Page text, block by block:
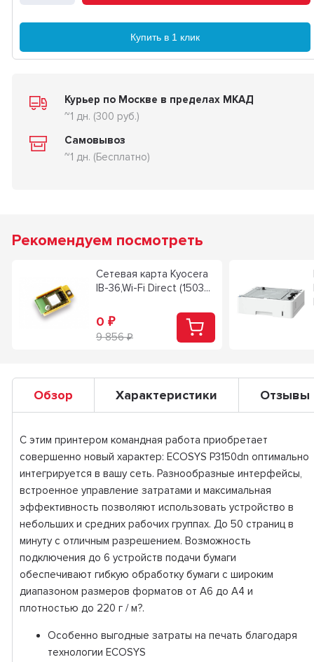
Купить в 1 клик
Курьер по Москве в пределах МКАД
~1 дн. (300 руб.)
Самовывоз
~1 дн. (Бесплатно)
Рекомендуем посмотреть
Сетевая карта Kyocera
IB-36,Wi-Fi Direct (1503...
0 ₽
9 856₽
Обзор Характеристики Отзывы
C этим принтером командная работа приобретает
совершенно новый характер: ECOSYS P3150dn оптимально
интегрируется в вашу сеть. Разнообразные интерфейсы,
встроенное управление затратами и максимальная
эффективность позволяют использовать устройство в
небольших и средних рабочих группах. До 50 страниц в
минуту с отличным разрешением. Возможность
подключения до 6 устройств подачи бумаги
обеспечивают гибкую обработку бумаги с широким
диапазоном размеров форматов от A6 до A4 и
плотностью до 220 г / м?.
Особенно выгодные затраты на печать благодаря
технологии ECOSYS